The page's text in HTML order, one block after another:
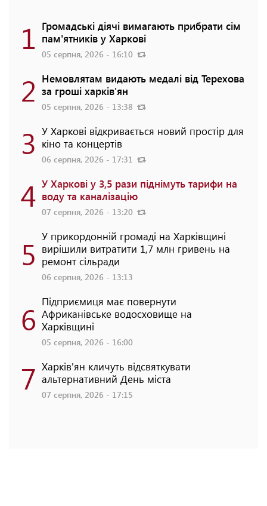
1 Громадські діячі вимагають прибрати сім
пам'ятників у Харкові
05 серпня, 2026 - 16:10
2 Немовлятам видають медалі від Терехова
за гроші харків'ян
05 серпня, 2026 - 13:38
3 У Харкові відкривається новий простір для
кіно та концертів
06 серпня, 2026 - 17:31
4 У Харкові у 3,5 рази піднімуть тарифи на
воду та каналізацію
07 серпня, 2026 - 13:20
5 У прикордонній громаді на Харківщині
вирішили витратити 1,7 млн гривень на
ремонт сільради
06 серпня, 2026 - 13:13
6 Підприємиця має повернути
Африканівське водосховище на
Харківщині
05 серпня, 2026 - 16:00
7 Харків'ян кличуть відсвяткувати
альтернативний День міста
07 серпня, 2026 - 17:15